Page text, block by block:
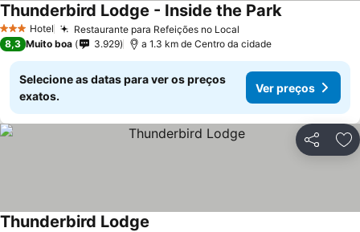
3 EstrelasHotel Restaurante para Refeições no Local
Thunderbird Lodge - Inside the Park
8,3 Muito boa 3.929 a 1.3 km de Centro da cidade
Selecione as datas para ver os preços
exatos.
Ver preços
Partilhar
Thunderbird Lodge